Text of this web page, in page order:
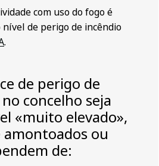
com uso do fogo é
de perigo de incêndio
.
de perigo de
concelho seja
«muito elevado»,
amontoados ou
de: